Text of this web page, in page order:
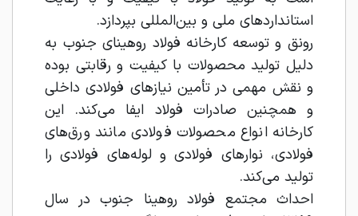
استانداردهای ملی و بین‌المللی بپردازد.
رونق و توسعه کارخانه فولاد روهینای جنوب به
دلیل تولید محصولات با کیفیت و رقابتی بوده
و نقش مهمی در تأمین نیازهای فولادی داخلی
و همچنین صادرات فولاد ایفا می‌کند. این
کارخانه انواع محصولات فولادی مانند ورق‌های
فولادی، نوارهای فولادی و لوله‌های فولادی را
تولید می‌کند.
احداث مجتمع فولاد روهینا جنوب در سال